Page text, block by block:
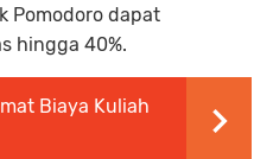
Pomodoro dapat
hingga 40%.
Biaya Kuliah